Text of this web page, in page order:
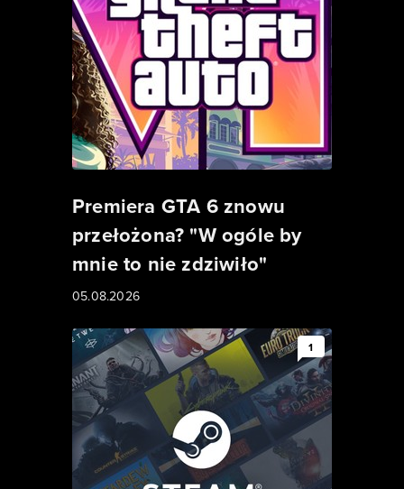
Premiera GTA 6 znowu
przełożona? "W ogóle by
mnie to nie zdziwiło"
05.08.2026
1